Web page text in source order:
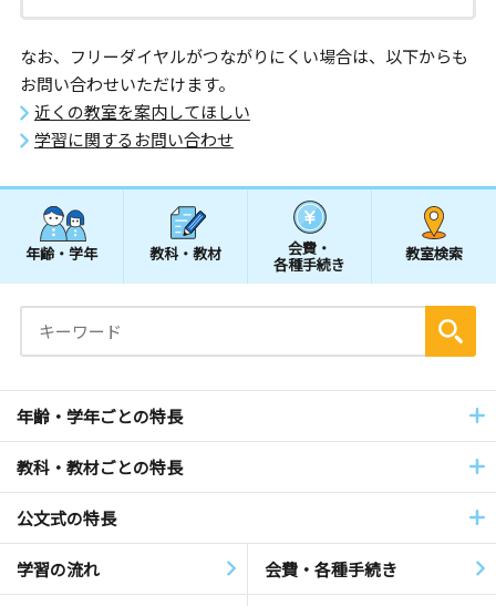
なお、フリーダイヤルがつながりにくい場合は、以下からも
お問い合わせいただけます。
近くの教室を案内してほしい
学習に関するお問い合わせ
年齢・学年 教科・教材 会費・
各種手続き
教室検索
年齢・学年ごとの特長
教科・教材ごとの特長
公文式の特長
学習の流れ 会費・各種手続き